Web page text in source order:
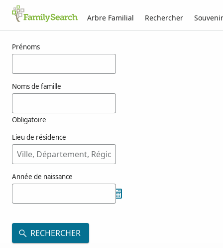
Arbre Familial Rechercher
Prénoms
Noms de famille
Obligatoire
Lieu de résidence
Année de naissance
RECHERCHER